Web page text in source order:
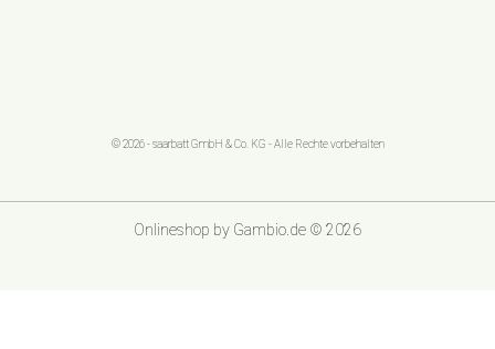
© 2026 - saarbatt GmbH & Co. KG - Alle Rechte vorbehalten
Onlineshop by Gambio.de © 2026